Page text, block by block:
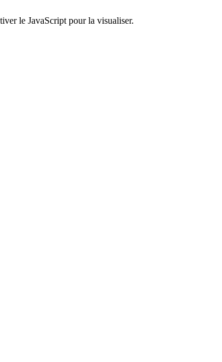
le JavaScript pour la visualiser.